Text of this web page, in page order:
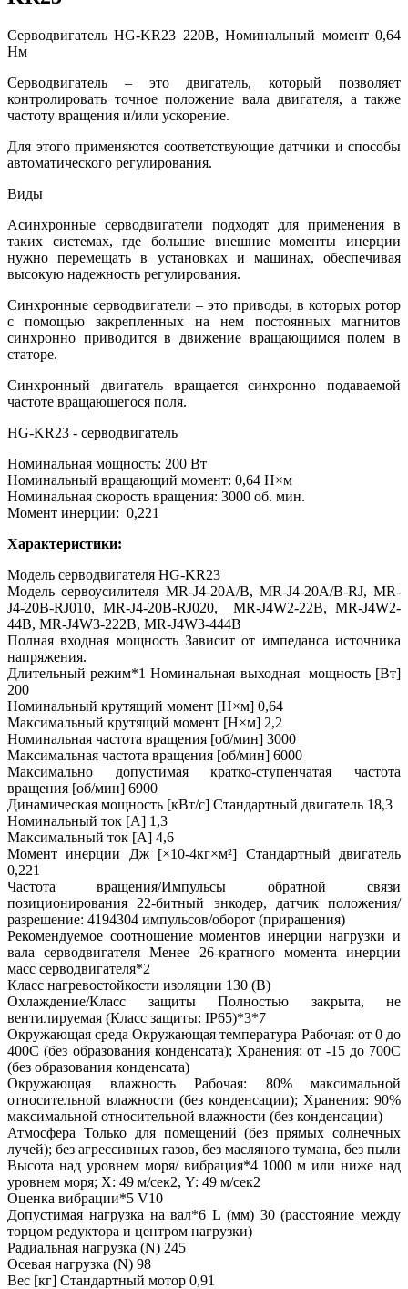
Серводвигатель HG-KR23 220В, Номинальный момент 0,64
Нм
Серводвигатель – это двигатель, который позволяет
контролировать точное положение вала двигателя, а также
частоту вращения и/или ускорение.
Для этого применяются соответствующие датчики и способы
автоматического регулирования.
Виды
Асинхронные серводвигатели подходят для применения в
таких системах, где большие внешние моменты инерции
нужно перемещать в установках и машинах, обеспечивая
высокую надежность регулирования.
Синхронные серводвигатели – это приводы, в которых ротор
с помощью закрепленных на нем постоянных магнитов
синхронно приводится в движение вращающимся полем в
статоре.
Синхронный двигатель вращается синхронно подаваемой
частоте вращающегося поля.
HG-KR23 - серводвигатель
Номинальная мощность: 200 Вт
Номинальный вращающий момент: 0,64 Н×м
Номинальная скорость вращения: 3000 об. мин.
Момент инерции: 0,221
Характеристики:
Модель серводвигателя HG-KR23
Модель сервоусилителя MR-J4-20A/B, MR-J4-20A/B-RJ, MR-
J4-20B-RJ010, MR-J4-20B-RJ020, MR-J4W2-22B, MR-J4W2-
44B, MR-J4W3-222B, MR-J4W3-444B
Полная входная мощность Зависит от импеданса источника
напряжения.
Длительный режим*1 Номинальная выходная мощность [Вт]
200
Номинальный крутящий момент [Н×м] 0,64
Максимальный крутящий момент [Н×м] 2,2
Номинальная частота вращения [об/мин] 3000
Максимальная частота вращения [об/мин] 6000
Максимально допустимая кратко-ступенчатая частота
вращения [об/мин] 6900
Динамическая мощность [кВт/с] Стандартный двигатель 18,3
Номинальный ток [А] 1,3
Максимальный ток [А] 4,6
Момент инерции Дж [×10-4кг×м²] Стандартный двигатель
0,221
Частота вращения/Импульсы обратной связи
позиционирования 22-битный энкодер, датчик положения/
разрешение: 4194304 импульсов/оборот (приращения)
Рекомендуемое соотношение моментов инерции нагрузки и
вала серводвигателя Менее 26-кратного момента инерции
масс серводвигателя*2
Класс нагревостойкости изоляции 130 (B)
Охлаждение/Класс защиты Полностью закрыта, не
вентилируемая (Класс защиты: IP65)*3*7
Окружающая среда Окружающая температура Рабочая: от 0 до
400С (без образования конденсата); Хранения: от -15 до 700С
(без образования конденсата)
Окружающая влажность Рабочая: 80% максимальной
относительной влажности (без конденсации); Хранения: 90%
максимальной относительной влажности (без конденсации)
Атмосфера Только для помещений (без прямых солнечных
лучей); без агрессивных газов, без масляного тумана, без пыли
Высота над уровнем моря/ вибрация*4 1000 м или ниже над
уровнем моря; Х: 49 м/сек2, Y: 49 м/сек2
Оценка вибрации*5 V10
Допустимая нагрузка на вал*6 L (мм) 30 (расстояние между
торцом редуктора и центром нагрузки)
Радиальная нагрузка (N) 245
Осевая нагрузка (N) 98
Вес [кг] Стандартный мотор 0,91